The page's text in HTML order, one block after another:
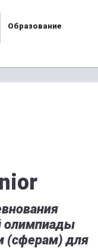
Образование
олимпиады
(сферам) для